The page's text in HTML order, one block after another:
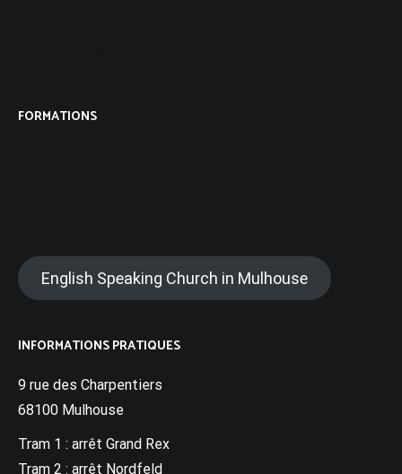
FORMATIONS
English Speaking Church in Mulhouse
INFORMATIONS PRATIQUES
9 rue des Charpentiers
68100 Mulhouse
Tram 1 : arrêt Grand Rex
Tram 2 : arrêt Nordfeld